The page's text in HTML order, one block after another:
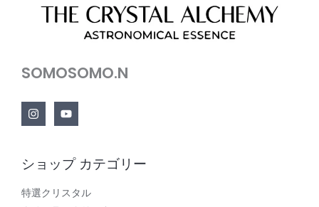
SOMOSOMO.N
ショップ カテゴリー
特選クリスタル